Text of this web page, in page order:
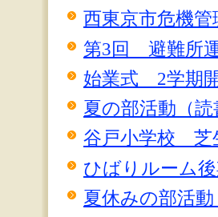
西東京市危機
第3回 避難所
始業式 2学期
夏の部活動（読
谷戸小学校 芝
ひばりルーム
夏休みの部活動